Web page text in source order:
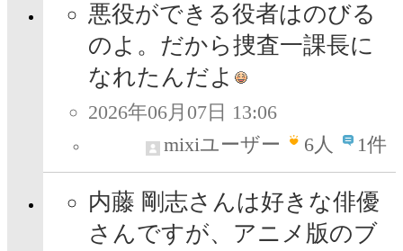
悪役ができる役者はのびる
のよ。だから捜査一課長に
なれたんだよ
2026年06月07日 13:06
mixiユーザー
6人 1件
内藤 剛志さんは好きな俳優
さんですが、アニメ版のブ